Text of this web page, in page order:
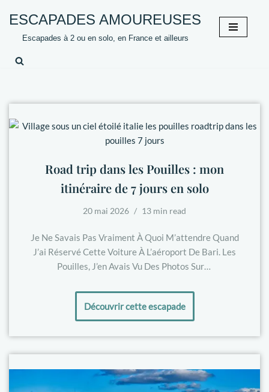
Aller
contenu
ESCAPADES AMOUREUSES
Escapades à 2 ou en solo, en France et ailleurs
Road trip dans les Pouilles : mon
itinéraire de 7 jours en solo
20 mai 2026 13 min read
Je Ne Savais Pas Vraiment À Quoi M’attendre Quand
J’ai Réservé Cette Voiture À L’aéroport De Bari. Les
Pouilles, J’en Avais Vu Des Photos Sur…
Découvrir cette escapade